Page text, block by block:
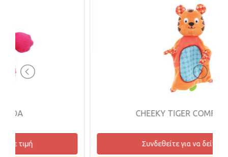
CHEEKY TIGER COMFORTER
Συνδεθείτε για να δείτε τιμή